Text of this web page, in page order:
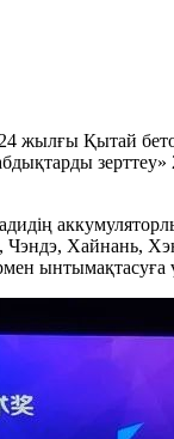
Қытай
Хайнань,